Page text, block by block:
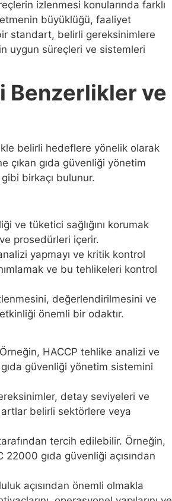
izlenmesi konularında farklı
büyüklüğü, faaliyet
standart, belirli gereksinimlere
uygun süreçleri ve sistemleri
Benzerlikler ve
belirli hedeflere yönelik olarak
çıkan gıda güvenliği yönetim
birkaçı bulunur.
ve tüketici sağlığını korumak
prosedürleri içerir.
yapmayı ve kritik kontrol
ve bu tehlikeleri kontrol
değerlendirilmesini ve
önemli bir odaktır.
HACCP tehlike analizi ve
güvenliği yönetim sistemini
detay seviyeleri ve
belirli sektörlere veya
tercih edilebilir. Örneğin,
gıda güvenliği açısından
açısından önemli olmakla